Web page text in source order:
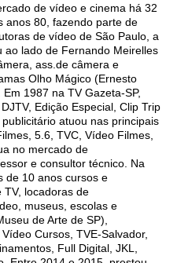
de vídeo e cinema há 32
anos 80, fazendo parte de
de vídeo de São Paulo, a
ao lado de Fernando Meirelles
ass.de câmera e
Olho Mágico (Ernesto
1987 na TV Gazeta-SP,
Edição Especial, Clip Trip
atuou nas principais
5.6, TVC, Vídeo Filmes,
no mercado de
e consultor técnico. Na
de 10 anos cursos e
TV, locadoras de
museus, escolas e
de Arte de SP),
Cursos, TVE-Salvador,
Full Digital, JKL,